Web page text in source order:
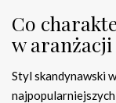
Co
w
Styl skandynawski